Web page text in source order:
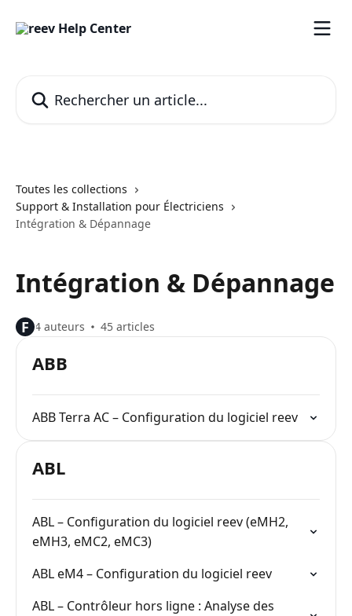
Toutes les collections
Support & Installation pour Électriciens
Intégration & Dépannage
Intégration & Dépannage
F 4 auteurs 45 articles
ABB
ABB Terra AC – Configuration du logiciel reev
ABL
ABL – Configuration du logiciel reev (eMH2,
eMH3, eMC2, eMC3)
ABL eM4 – Configuration du logiciel reev
ABL – Contrôleur hors ligne : Analyse des